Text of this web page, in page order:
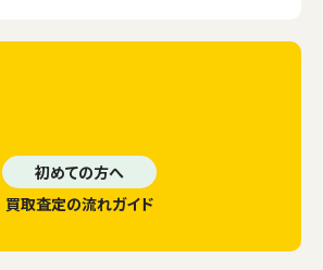
初めての方へ
買取査定の流れガイド